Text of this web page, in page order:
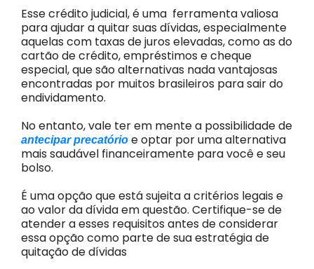
Esse crédito judicial, é uma ferramenta valiosa
para ajudar a quitar suas dívidas, especialmente
aquelas com taxas de juros elevadas, como as do
cartão de crédito, empréstimos e cheque
especial, que são alternativas nada vantajosas
encontradas por muitos brasileiros para sair do
endividamento.
No entanto, vale ter em mente a possibilidade de
antecipar precatório e optar por uma alternativa
mais saudável financeiramente para você e seu
bolso.
É uma opção que está sujeita a critérios legais e
ao valor da dívida em questão. Certifique-se de
atender a esses requisitos antes de considerar
essa opção como parte de sua estratégia de
quitação de dívidas